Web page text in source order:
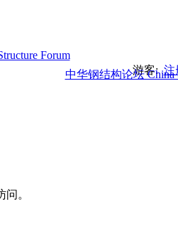
游客:注
中华钢结构论坛 China
。